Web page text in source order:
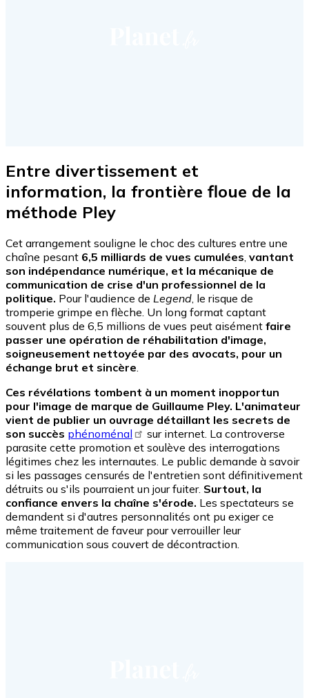
Entre divertissement et
information, la frontière floue de la
méthode Pley
Cet arrangement souligne le choc des cultures entre une
chaîne pesant 6,5 milliards de vues cumulées, vantant
son indépendance numérique, et la mécanique de
communication de crise d'un professionnel de la
politique. Pour l'audience de Legend, le risque de
tromperie grimpe en flèche. Un long format captant
souvent plus de 6,5 millions de vues peut aisément faire
passer une opération de réhabilitation d'image,
soigneusement nettoyée par des avocats, pour un
échange brut et sincère.
Ces révélations tombent à un moment inopportun
pour l'image de marque de Guillaume Pley. L'animateur
vient de publier un ouvrage détaillant les secrets de
son succès phénoménal
sur internet. La controverse
parasite cette promotion et soulève des interrogations
légitimes chez les internautes. Le public demande à savoir
si les passages censurés de l'entretien sont définitivement
détruits ou s'ils pourraient un jour fuiter. Surtout, la
confiance envers la chaîne s'érode. Les spectateurs se
demandent si d'autres personnalités ont pu exiger ce
même traitement de faveur pour verrouiller leur
communication sous couvert de décontraction.